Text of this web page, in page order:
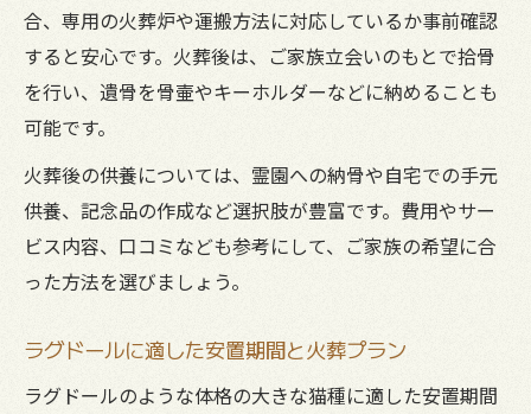
合、専用の火葬炉や運搬方法に対応しているか事前確認
すると安心です。火葬後は、ご家族立会いのもとで拾骨
を行い、遺骨を骨壷やキーホルダーなどに納めることも
可能です。
火葬後の供養については、霊園への納骨や自宅での手元
供養、記念品の作成など選択肢が豊富です。費用やサー
ビス内容、口コミなども参考にして、ご家族の希望に合
った方法を選びましょう。
ラグドールに適した安置期間と火葬プラン
ラグドールのような体格の大きな猫種に適した安置期間